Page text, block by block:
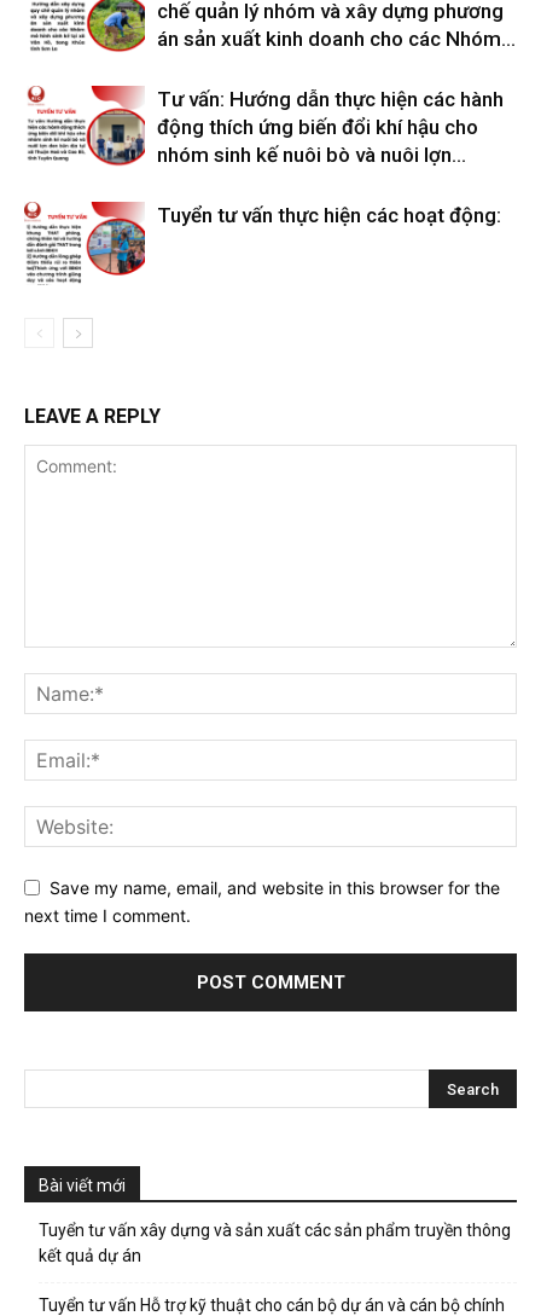
chế quản lý nhóm và xây dựng phương
án sản xuất kinh doanh cho các Nhóm...
Tư vấn: Hướng dẫn thực hiện các hành
động thích ứng biến đổi khí hậu cho
nhóm sinh kế nuôi bò và nuôi lợn...
Tuyển tư vấn thực hiện các hoạt động:
LEAVE A REPLY
Save my name, email, and website in this browser for the
next time I comment.
Bài viết mới
Tuyển tư vấn xây dựng và sản xuất các sản phẩm truyền thông
kết quả dự án
Tuyển tư vấn Hỗ trợ kỹ thuật cho cán bộ dự án và cán bộ chính